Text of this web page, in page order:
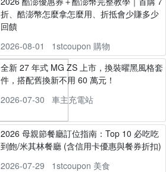
折、酷澎幣怎麼拿怎麼用、折抵會少賺多少
回饋
2026-08-01
1stcoupon 購物
全新 27 年式 MG ZS 上市，換裝曜黑風格套
件，搭配舊換新不用 60 萬元！
2026-07-30
車主充電站
2026 母親節餐廳訂位指南：Top 10 必吃吃
到飽/米其林餐廳 (含信用卡優惠與餐券折扣)
2026-07-29
1stcoupon 美食